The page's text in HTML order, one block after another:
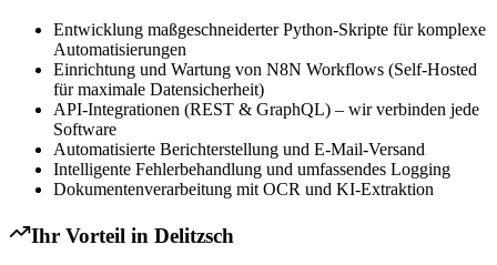
Entwicklung maßgeschneiderter Python-Skripte für komplexe
Automatisierungen
Einrichtung und Wartung von N8N Workflows (Self-Hosted
für maximale Datensicherheit)
API-Integrationen (REST & GraphQL) – wir verbinden jede
Software
Automatisierte Berichterstellung und E-Mail-Versand
Intelligente Fehlerbehandlung und umfassendes Logging
Dokumentenverarbeitung mit OCR und KI-Extraktion
Ihr Vorteil in Delitzsch